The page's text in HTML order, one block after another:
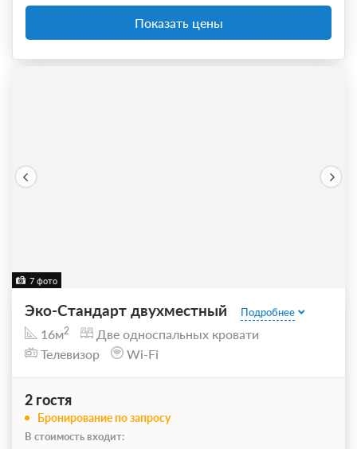
Показать цены
7 фото
Эко-Стандарт двухместный Подробнее
16м2
Две односпальных кровати
Телевизор
Wi-Fi
2 гостя
Бронирование по запросу
В стоимость входит: